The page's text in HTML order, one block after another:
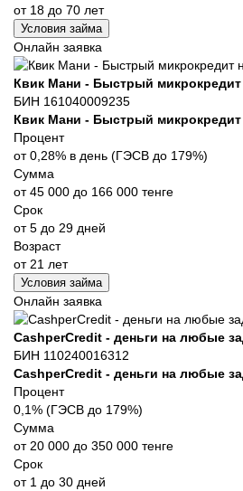
от 18 до 70 лет
Условия займа
Онлайн заявка
Квик Мани - Быстрый микрокредит
БИН 161040009235
Квик Мани - Быстрый микрокредит
Процент
от 0,28% в день (ГЭСВ до 179%)
Сумма
от 45 000 до 166 000 тенге
Срок
от 5 до 29 дней
Возраст
от 21 лет
Условия займа
Онлайн заявка
CashperCredit - деньги на любые
БИН 110240016312
CashperCredit - деньги на любые
Процент
0,1% (ГЭСВ до 179%)
Сумма
от 20 000 до 350 000 тенге
Срок
от 1 до 30 дней